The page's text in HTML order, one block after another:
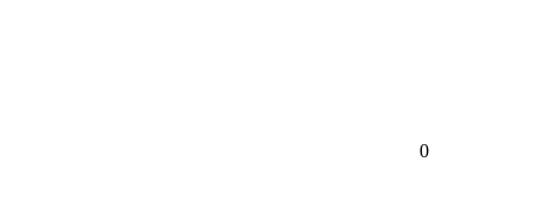
0